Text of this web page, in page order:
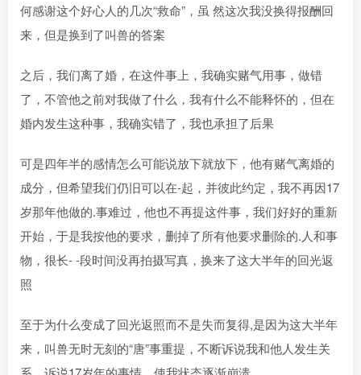
何感谢这个好心人的几次“救命”，虽 然这次我没换得报酬回
来，但是换到了叫兽的答案
之后，我们离了婚，在这件事上，我确实赌气用事，做错
了，不管他之前对我做了什么，我有什么不能释怀的，但在
婚内发生这种事，我确实错了，我也承担了后果
可是四年半的感情怎么可能说放下就放下，他有赌气离婚的
成分，但希望我们仍旧可以在-起，并彼此约定，我不再因17
岁那年他做的.事难过，他也不再提这件事，我们好好的重新
开始，于是我按他的要求，删掉了所有他要求删除的.人和事
物，很长- -段时间没再拍摄写真，换来了这大半年的回光返
照
至于为什么变成了回光返照而不是失而复得,是因为这大半年
来，叫兽无时无刻的“唐”事重提，不断诉说我和他人发生关